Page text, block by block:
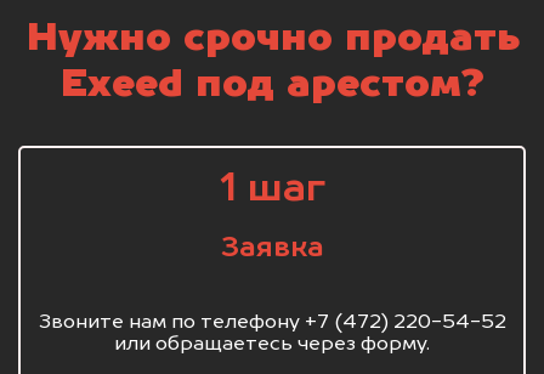
Нужно срочно продать
Exeed под арестом?
1 шаг
Заявка
Звоните нам по телефону +7 (472) 220-54-52
или обращаетесь через форму.